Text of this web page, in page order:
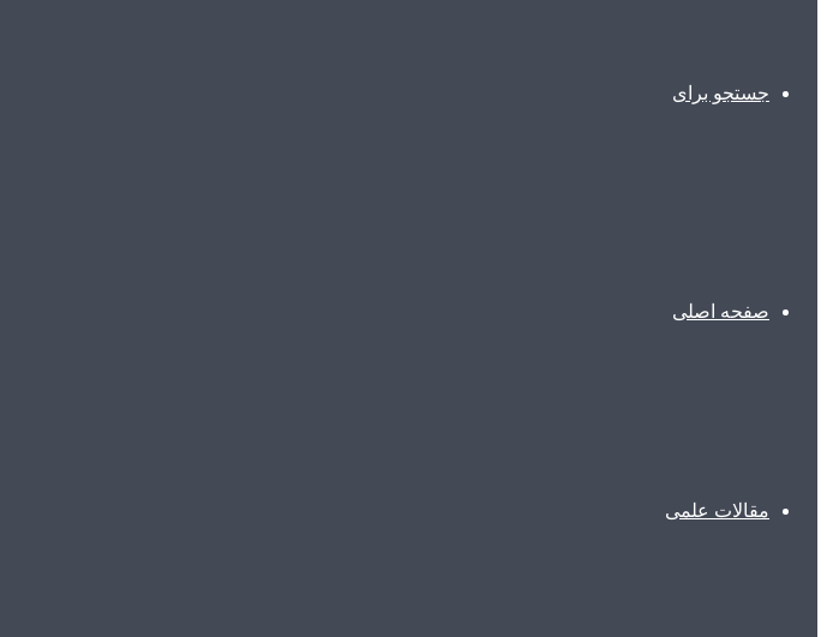
جستجو برای
صفحه اصلی
مقالات علمی